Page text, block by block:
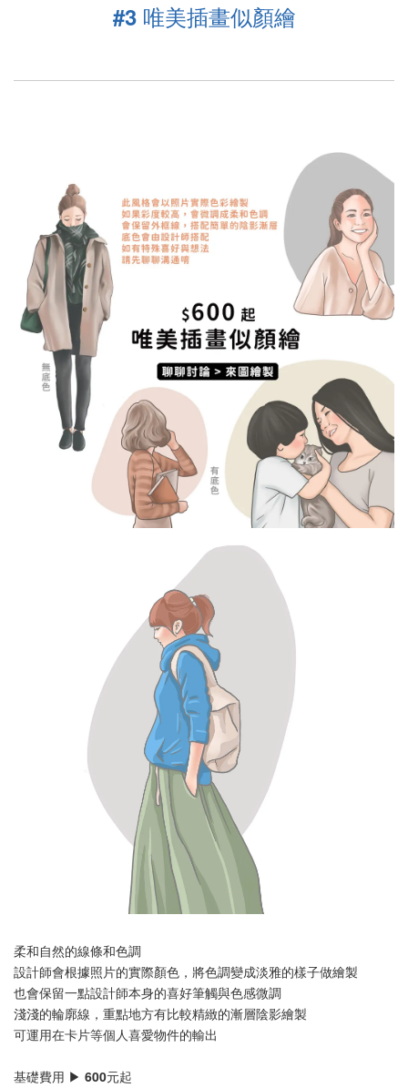
#3 唯美插畫似顏繪
柔和自然的線條和色調
設計師會根據照片的實際顏色，將色調變成淡雅的樣子做繪製
也會保留一點設計師本身的喜好筆觸與色感微調
淺淺的輪廓線，重點地方有比較精緻的漸層陰影繪製
可運用在卡片等個人喜愛物件的輸出
基礎費用 ▶ 600元起